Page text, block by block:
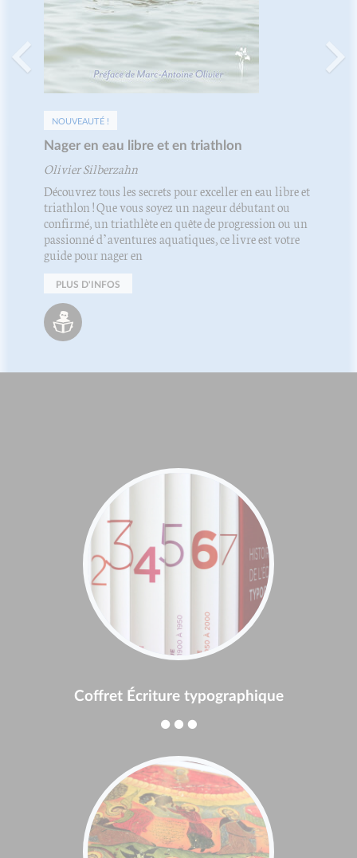
NOUVEAUTÉ !
Nager en eau libre et en triathlon
Olivier Silberzahn
Découvrez tous les secrets pour exceller en eau libre et
triathlon ! Que vous soyez un nageur débutant ou
confirmé, un triathlète en quête de progression ou un
passionné d’aventures aquatiques, ce livre est votre
guide pour nager en
PLUS D'INFOS
Coffret Écriture typographique